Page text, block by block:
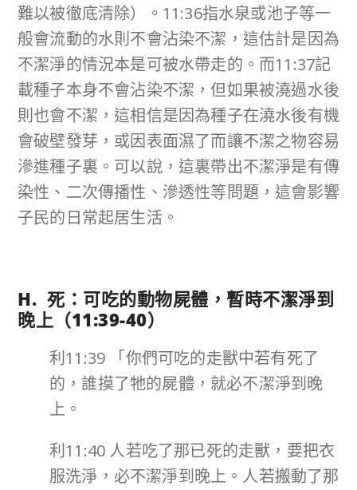
難以被徹底清除）。11:36指水泉或池子等一
般會流動的水則不會沾染不潔，這估計是因為
不潔淨的情況本是可被水帶走的。而11:37記
載種子本身不會沾染不潔，但如果被澆過水後
則也會不潔，這相信是因為種子在澆水後有機
會破壁發芽，或因表面濕了而讓不潔之物容易
滲進種子裏。可以說，這裏帶出不潔淨是有傳
染性、二次傳播性、滲透性等問題，這會影響
子民的日常起居生活。
H. 死：可吃的動物屍體，暫時不潔淨到
晚上（11:39-40）
利11:39 「你們可吃的走獸中若有死了
的，誰摸了牠的屍體，就必不潔淨到晚
上。
利11:40 人若吃了那已死的走獸，要把衣
服洗淨，必不潔淨到晚上。人若搬動了那